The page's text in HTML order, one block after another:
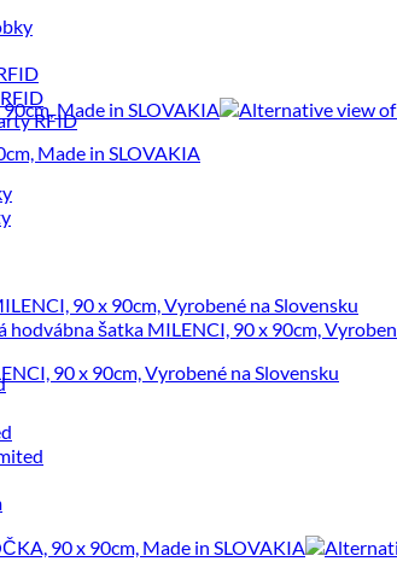
RFID
Made in SLOVAKIA
90 x 90cm, Vyrobené na Slovensku